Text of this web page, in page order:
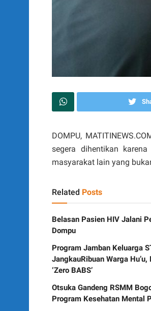
DOMPU,
segera dihentikan
masyarakat lain yang
Related Posts
Belasan Pasien HIV Jalani
Dompu
Program Jamban Keluarga
JangkauRibuan Warga
‘Zero BABS’
Otsuka Gandeng RSMM
Program Kesehatan Mental